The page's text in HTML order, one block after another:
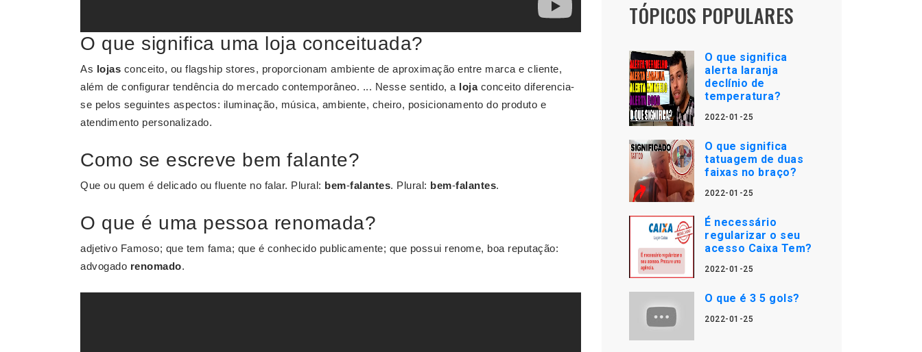
O que significa uma loja conceituada?
As lojas conceito, ou flagship stores, proporcionam ambiente de aproximação entre marca e cliente,
além de configurar tendência do mercado contemporâneo. ... Nesse sentido, a lojaconceito diferencia-
se pelos seguintes aspectos: iluminação, música, ambiente, cheiro, posicionamento do produto e
atendimento personalizado.
Como se escreve bem falante?
Que ou quem é delicado ou fluente no falar. Plural: bem-falantes. Plural: bem-falantes.
O que é uma pessoa renomada?
adjetivo Famoso; que tem fama; que é conhecido publicamente; que possui renome, boa reputação:
advogado renomado.
TÓPICOS POPULARES
O que significa
alerta laranja
declínio de
temperatura?
2022-01-25
O que significa
tatuagem de duas
faixas no braço?
2022-01-25
É necessário
regularizar o seu
acesso Caixa Tem?
2022-01-25
O que é 3 5 gols?
2022-01-25